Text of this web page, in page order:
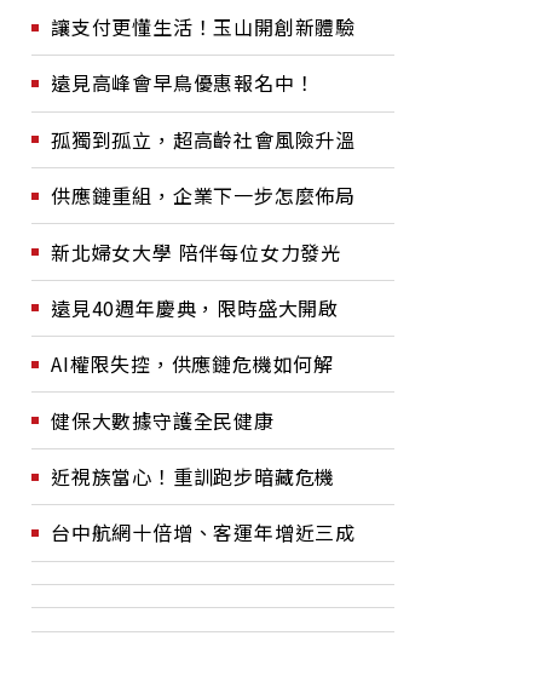
讓支付更懂生活！玉山開創新體驗
遠見高峰會早鳥優惠報名中！
孤獨到孤立，超高齡社會風險升溫
供應鏈重組，企業下一步怎麼佈局
新北婦女大學 陪伴每位女力發光
遠見40週年慶典，限時盛大開啟
AI權限失控，供應鏈危機如何解
健保大數據守護全民健康
近視族當心！重訓跑步暗藏危機
台中航網十倍增、客運年增近三成